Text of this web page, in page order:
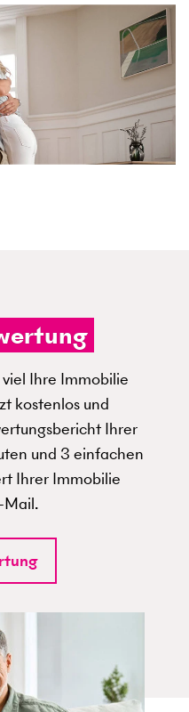
Ihre Immobilie
kostenlos und
Ihrer
und 3 einfachen
Ihrer Immobilie
Mail.